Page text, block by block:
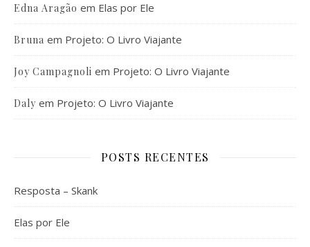
Edna Aragão em Elas por Ele
Bruna em Projeto: O Livro Viajante
Joy Campagnoli em Projeto: O Livro Viajante
Daly em Projeto: O Livro Viajante
POSTS RECENTES
Resposta – Skank
Elas por Ele